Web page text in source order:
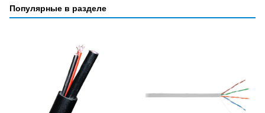
Популярные в разделе